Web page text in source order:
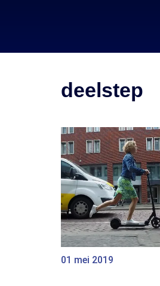
deelstep
01 mei 2019